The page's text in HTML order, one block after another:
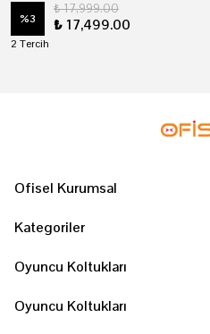
%3
₺ 17,999.00
₺ 17,499.00
2 Tercih
Ofisel Kurumsal
Kategoriler
Oyuncu Koltukları
Oyuncu Koltukları